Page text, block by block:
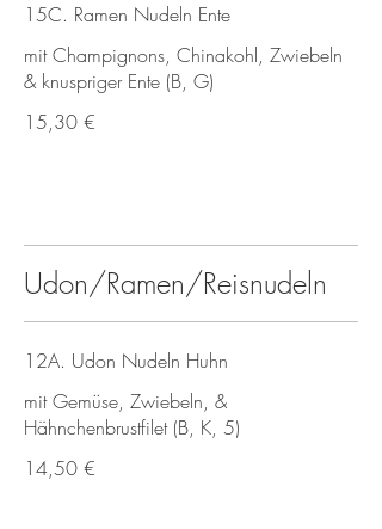
15C. Ramen Nudeln Ente
mit Champignons, Chinakohl, Zwiebeln
& knuspriger Ente (B, G)
15,30 €
Udon/Ramen/Reisnudeln
12A. Udon Nudeln Huhn
mit Gemüse, Zwiebeln, &
Hähnchenbrustfilet (B, K, 5)
14,50 €